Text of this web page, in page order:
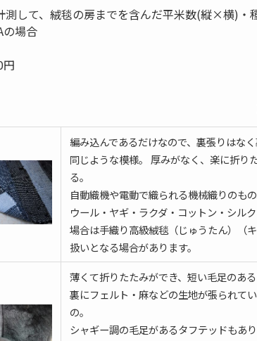
して、絨毯の房までを含んだ平米数(縦×横)・
場合
編み込んであるだけなので、裏張りはな
同じような模様。 厚みがなく、楽に折り
る。
自動織機や電動で織られる機械織りのもの
ウール・ヤギ・ラクダ・コットン・シル
場合は手織り高級絨毯（じゅうたん）（キ
扱いとなる場合があります。
薄くて折りたたみができ、短い毛足のある
裏にフェルト・麻などの生地が張られて
の。
シャギー調の毛足があるタフテッドもあり